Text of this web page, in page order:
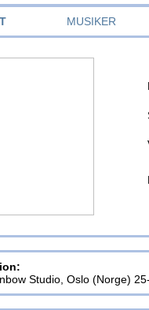
MUSIKER
Studio, Oslo (Norge)